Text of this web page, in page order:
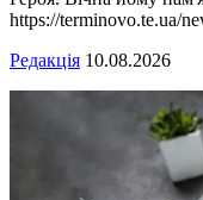
https://terminovo.te.ua/
Редакція 10.08.2026